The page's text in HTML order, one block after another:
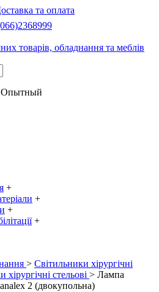
та оплата
Опытный
+
+
+
+
> Світильники хірургічні
хірургічні стельові > Лампа
2 (двокупольна)